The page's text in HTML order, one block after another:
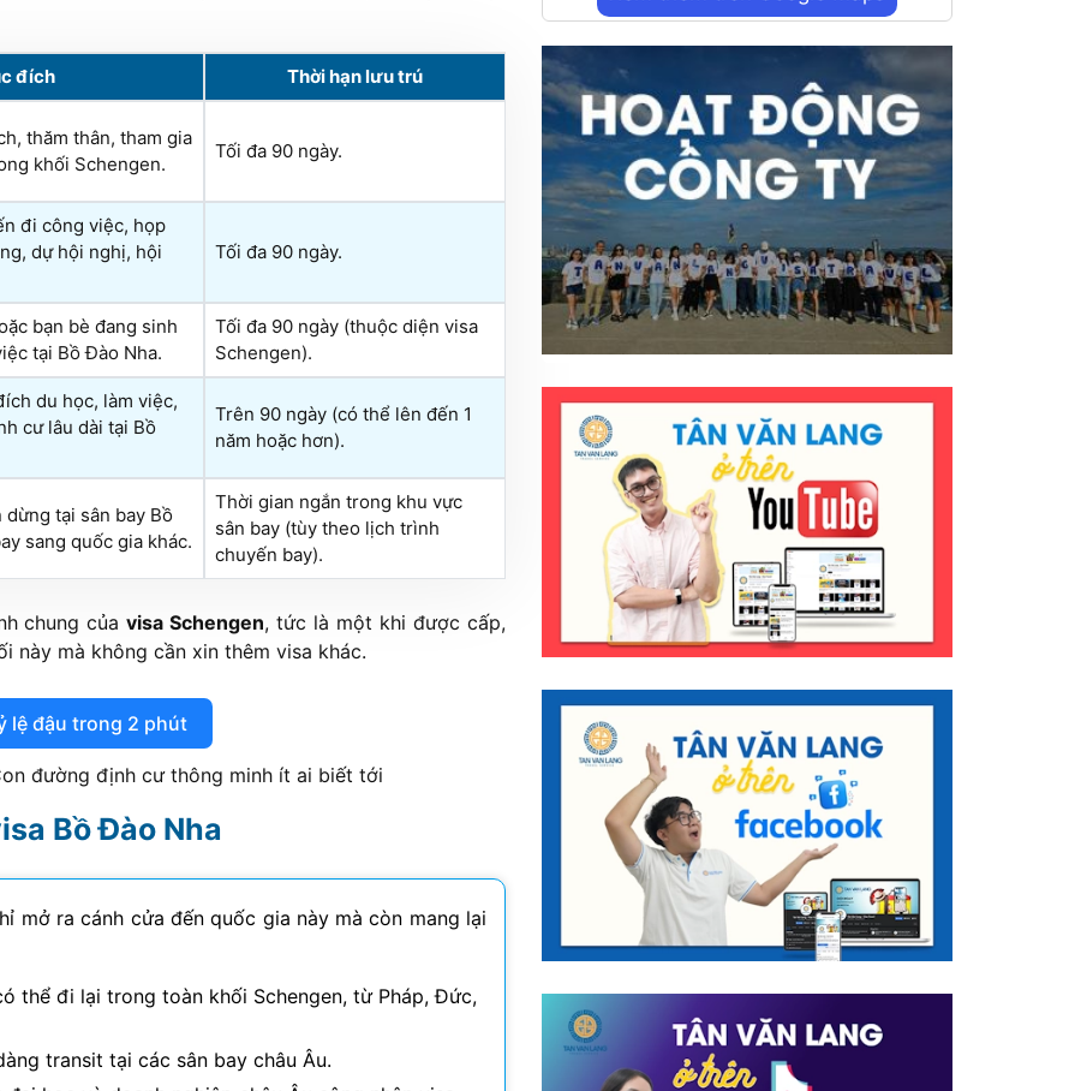
đích Thời hạn lưu trú
thăm thân, tham gia
khối Schengen.
Tối đa 90 ngày.
đi công việc, họp
dự hội nghị, hội
Tối đa 90 ngày.
bạn bè đang sinh
tại Bồ Đào Nha.
Tối đa 90 ngày (thuộc diện visa
Schengen).
du học, làm việc,
cư lâu dài tại Bồ
Trên 90 ngày (có thể lên đến 1
năm hoặc hơn).
tại sân bay Bồ
sang quốc gia khác.
Thời gian ngắn trong khu vực
sân bay (tùy theo lịch trình
chuyến bay).
chung củavisa Schengen, tức là một khi được cấp,
này mà không cần xin thêm visa khác.
lệ đậu trong 2 phút
đường định cư thông minh ít ai biết tới
Bồ Đào Nha
mở ra cánh cửa đến quốc gia này mà còn mang lại
thể đi lại trong toàn khối Schengen, từ Pháp, Đức,
transit tại các sân bay châu Âu.
bên mình làm nhanh chóng
có nhiều thành công tốt đẹp
hơn ạ. E cảm ơn